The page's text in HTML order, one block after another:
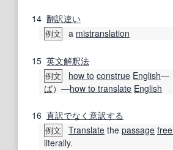
14 翻訳違い
例文 a mistranslation
15 英文解釈法
例文 how to construe English―
ば）―how to translate English
16 直訳でなく 意訳する
例文 Translate the passage
literally.